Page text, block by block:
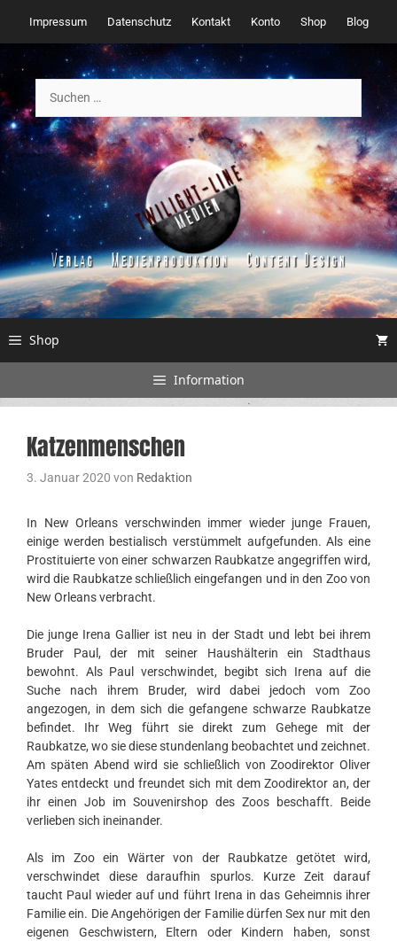
Inhalt
springen
Impressum Datenschutz Kontakt Konto Shop Blog
nach:
Shop
Information
Katzenmenschen
3. Januar 2020 von Redaktion
In New Orleans verschwinden immer wieder junge Frauen,
einige werden bestialisch verstümmelt aufgefunden. Als eine
Prostituierte von einer schwarzen Raubkatze angegriffen wird,
wird die Raubkatze schließlich eingefangen und in den Zoo von
New Orleans verbracht.
Die junge Irena Gallier ist neu in der Stadt und lebt bei ihrem
Bruder Paul, der mit seiner Haushälterin ein Stadthaus
bewohnt. Als Paul verschwindet, begibt sich Irena auf die
Suche nach ihrem Bruder, wird dabei jedoch vom Zoo
angezogen, in dem sich die gefangene schwarze Raubkatze
befindet. Ihr Weg führt sie direkt zum Gehege mit der
Raubkatze, wo sie diese stundenlang beobachtet und zeichnet.
Am späten Abend wird sie schließlich von Zoodirektor Oliver
Yates entdeckt und freundet sich mit dem Zoodirektor an, der
ihr einen Job im Souvenirshop des Zoos beschafft. Beide
verlieben sich ineinander.
Als im Zoo ein Wärter von der Raubkatze getötet wird,
verschwindet diese daraufhin spurlos. Kurze Zeit darauf
taucht Paul wieder auf und führt Irena in das Geheimnis ihrer
Familie ein. Die Angehörigen der Familie dürfen Sex nur mit den
eigenen Geschwistern, Eltern oder Kindern haben, sonst